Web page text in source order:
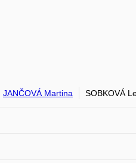
JANČOVÁ Martina SOBKOVÁ